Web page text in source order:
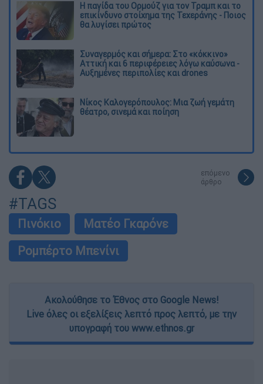
Η παγίδα του Ορμούζ για τον Τραμπ και το
επικίνδυνο στοίχημα της Τεχεράνης - Ποιος
θα λυγίσει πρώτος
Συναγερμός και σήμερα: Στο «κόκκινο»
Αττική και 6 περιφέρειες λόγω καύσωνα -
Αυξημένες περιπολίες και drones
Νίκος Καλογερόπουλος: Μια ζωή γεμάτη
θέατρο, σινεμά και ποίηση
επόμενο
άρθρο
#TAGS
Πινόκιο
Ματέο Γκαρόνε
Ρομπέρτο Μπενίνι
Ακολούθησε το Έθνος στο Google News!
Live όλες οι εξελίξεις λεπτό προς λεπτό, με την
υπογραφή του www.ethnos.gr